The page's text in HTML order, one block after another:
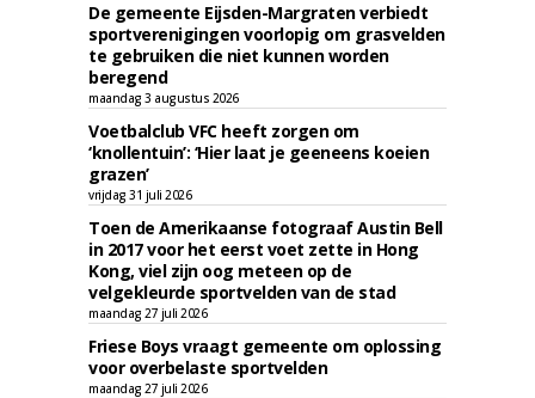
De gemeente Eijsden-Margraten verbiedt
sportverenigingen voorlopig om grasvelden
te gebruiken die niet kunnen worden
beregend
maandag 3 augustus 2026
Voetbalclub VFC heeft zorgen om
‘knollentuin’: ‘Hier laat je geeneens koeien
grazen’
vrijdag 31 juli 2026
Toen de Amerikaanse fotograaf Austin Bell
in 2017 voor het eerst voet zette in Hong
Kong, viel zijn oog meteen op de
velgekleurde sportvelden van de stad
maandag 27 juli 2026
Friese Boys vraagt gemeente om oplossing
voor overbelaste sportvelden
maandag 27 juli 2026